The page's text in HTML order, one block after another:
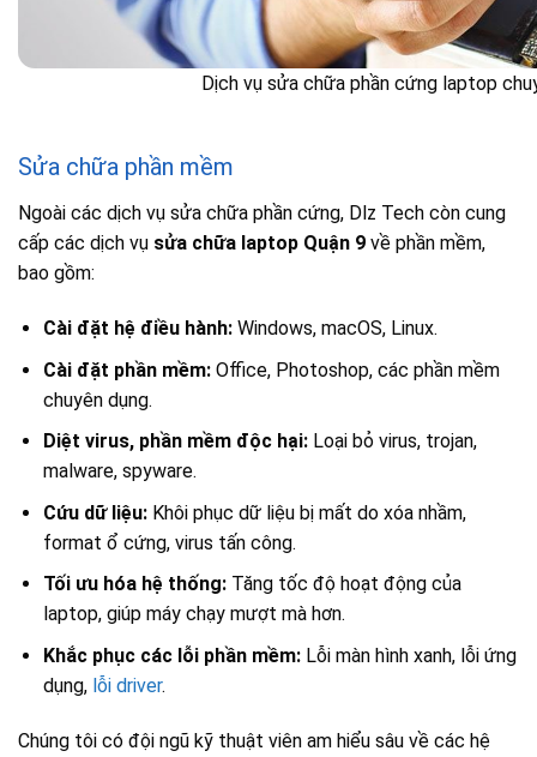
Dịch vụ sửa chữa phần cứng laptop
Sửa chữa phần mềm
Ngoài các dịch vụ sửa chữa phần cứng, Dlz Tech còn cung
cấp các dịch vụ sửa chữa laptop Quận 9 về phần mềm,
bao gồm:
Cài đặt hệ điều hành:Windows, macOS, Linux.
Cài đặt phần mềm:Office, Photoshop, các phần mềm
chuyên dụng.
Diệt virus, phần mềm độc hại:Loại bỏ virus, trojan,
malware, spyware.
Cứu dữ liệu:Khôi phục dữ liệu bị mất do xóa nhầm,
format ổ cứng, virus tấn công.
Tối ưu hóa hệ thống:Tăng tốc độ hoạt động của
laptop, giúp máy chạy mượt mà hơn.
Khắc phục các lỗi phần mềm:Lỗi màn hình xanh, lỗi ứng
dụng, lỗi driver.
Chúng tôi có đội ngũ kỹ thuật viên am hiểu sâu về các hệ